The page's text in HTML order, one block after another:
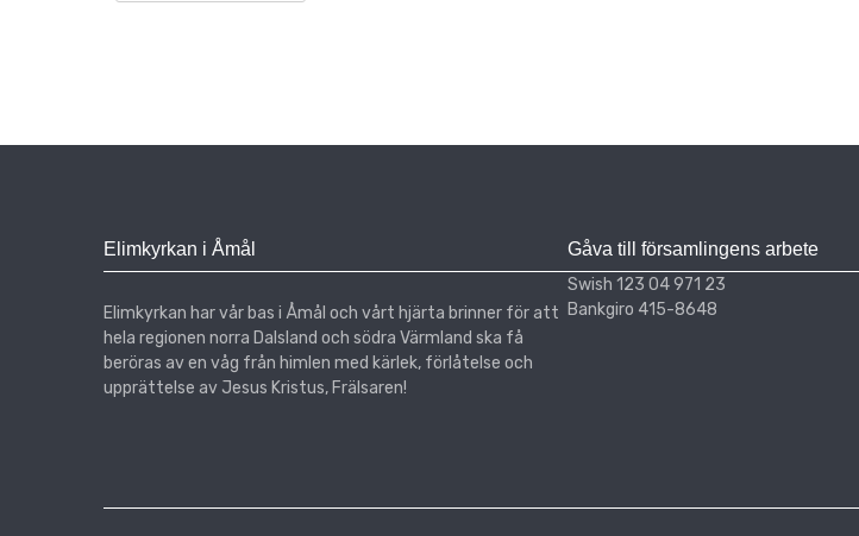
Elimkyrkan i Åmål
Elimkyrkan har vår bas i Åmål och vårt hjärta brinner för att
hela regionen norra Dalsland och södra Värmland ska få
beröras av en våg från himlen med kärlek, förlåtelse och
upprättelse av Jesus Kristus, Frälsaren!
Gåva till församlingens arbete
Swish 123 04 971 23
Bankgiro 415-8648